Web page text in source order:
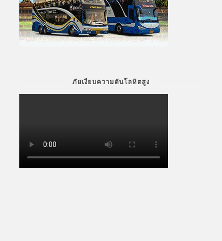
ภัยเงียบความดันโลหิตสูง